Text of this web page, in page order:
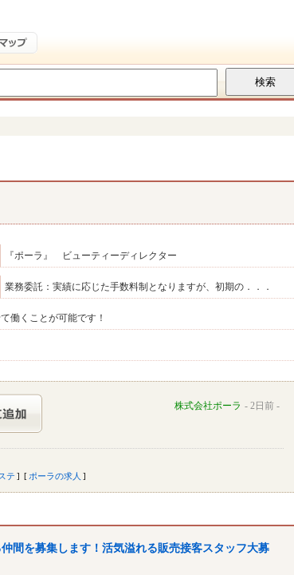
『ポーラ』 ビューティーディレクター
業務委託：実績に応じた手数料制となりますが、初期の．．．
働くことが可能です！
株式会社ポーラ 2日前
テ ポーラの求人
間を募集します！活気溢れる販売接客スタッフ大募